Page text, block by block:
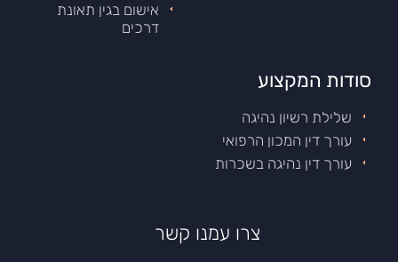
אישום בגין תאונת
דרכים
סודות המקצוע
שלילת רשיון נהיגה
עורך דין המכון הרפואי
עורך דין נהיגה בשכרות
צרו עמנו קשר